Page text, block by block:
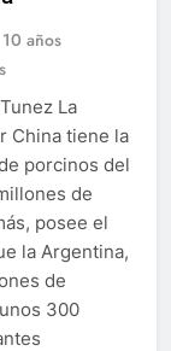
10 años
La
China tiene la
porcinos del
de
posee el
la Argentina,
de
300